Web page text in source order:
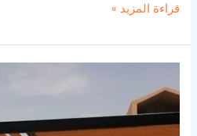
قراءة المزيد »
مظلات
خشبية
في